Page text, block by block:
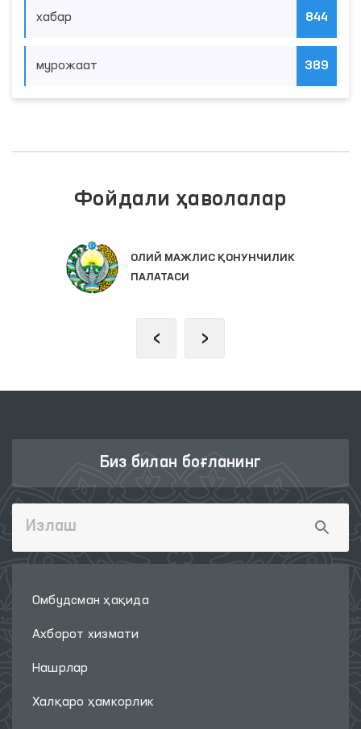
хабар 844
мурожаат 389
Фойдали ҳаволалар
ИНТЕРАКТИВ ДАВЛАТ
ЯГОНА ПОРТАЛИ
‹ ›
Биз билан боғланинг
Омбудсман ҳақида
Ахборот хизмати
Нашрлар
Халқаро ҳамкорлик